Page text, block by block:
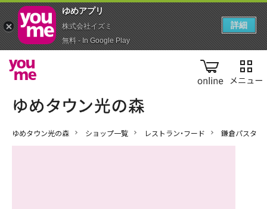
online
ゆめタウン光の森 ショップ一覧 レストラン・フード 鎌倉パスタ
ゆめアプ‪リ‬
株式会社イズミ
無料 - In Google Play
詳細